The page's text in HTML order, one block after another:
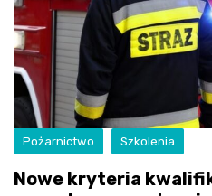
Pożarnictwo Szkolenia
Nowe kryteria